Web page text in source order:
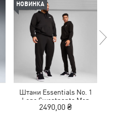
НОВИНКА
Штани Essentials No. 1
Logo Sweatpants Men
2490,00 ₴